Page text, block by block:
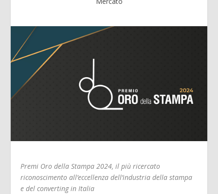
Premi Oro della Stampa 2024, il più ricercato
riconoscimento all’eccellenza dell’industria della stampa
e del converting in Italia